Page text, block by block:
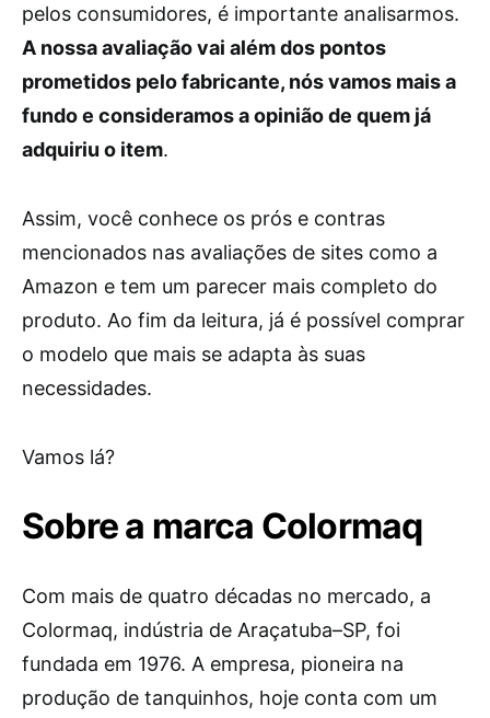
pelos consumidores, é importante analisarmos.
A nossa avaliação vai além dos pontos
prometidos pelo fabricante, nós vamos mais a
fundo e consideramos a opinião de quem já
adquiriu o item.
Assim, você conhece os prós e contras
mencionados nas avaliações de sites como a
Amazon e tem um parecer mais completo do
produto. Ao fim da leitura, já é possível comprar
o modelo que mais se adapta às suas
necessidades.
Vamos lá?
Sobre a marca Colormaq
Com mais de quatro décadas no mercado, a
Colormaq, indústria de Araçatuba–SP, foi
fundada em 1976. A empresa, pioneira na
produção de tanquinhos, hoje conta com um